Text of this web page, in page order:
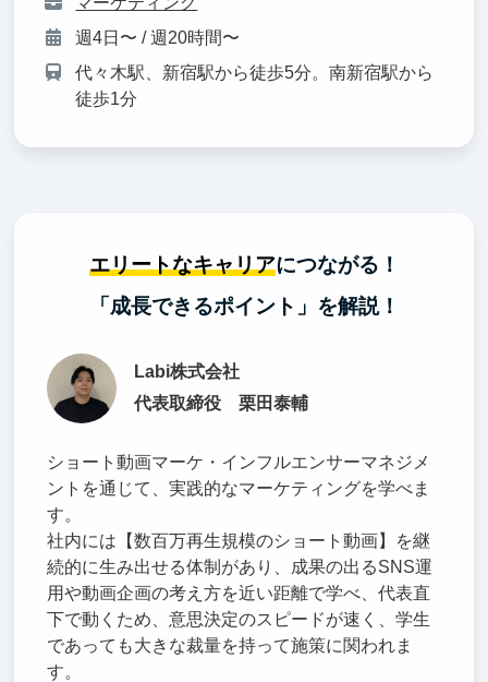
週4日〜 / 週20時間〜
代々木駅、新宿駅から徒歩5分。南新宿駅から
徒歩1分
エリートなキャリアにつながる！
「成長できるポイント」を解説！
Labi株式会社
代表取締役 栗田泰輔
ショート動画マーケ・インフルエンサーマネジメ
ントを通じて、実践的なマーケティングを学べま
す。
社内には【数百万再生規模のショート動画】を継
続的に生み出せる体制があり、成果の出るSNS運
用や動画企画の考え方を近い距離で学べ、代表直
下で動くため、意思決定のスピードが速く、学生
であっても大きな裁量を持って施策に関われま
す。